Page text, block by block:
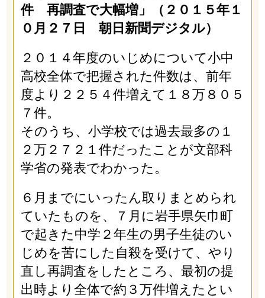
件 再調査で大幅増」（２０１５年１
０月２７日 朝日新聞デジタル）
２０１４年度のいじめについて小中
高校全体で把握された件数は、前年
度より２２５４件増えて１８万８０５
７件。
そのうち、小学校では過去最多の１
２万２７２１件だったことが文部科
学省の発表でわかった。
６月までにいったん取りまとめられ
ていたものを、７月に岩手県矢巾町
で起きた中学２年生の男子生徒のい
じめを苦にした自殺を受けて、やり
直し再調査をしたところ、最初の提
出時より全体で約３万件増えたとい